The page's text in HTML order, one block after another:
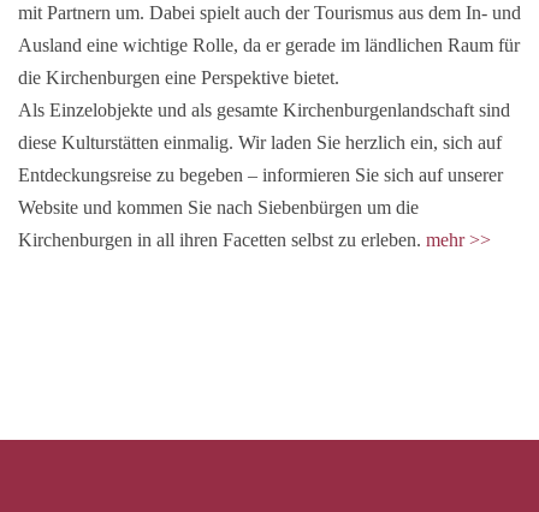
mit Partnern um. Dabei spielt auch der Tourismus aus dem In- und
Ausland eine wichtige Rolle, da er gerade im ländlichen Raum für
die Kirchenburgen eine Perspektive bietet.
Als Einzelobjekte und als gesamte Kirchenburgenlandschaft sind
diese Kulturstätten einmalig. Wir laden Sie herzlich ein, sich auf
Entdeckungsreise zu begeben – informieren Sie sich auf unserer
Website und kommen Sie nach Siebenbürgen um die
Kirchenburgen in all ihren Facetten selbst zu erleben. mehr >>